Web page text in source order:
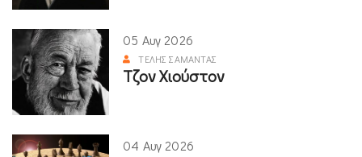
05 Αυγ 2026
ΤΈΛΗΣ ΣΑΜΑΝΤΆΣ
Τζον Χιούστον
04 Αυγ 2026